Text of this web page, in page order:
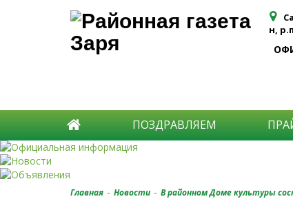
н,
ПОЗДРАВЛЯЕМ
Главная - Новости - В районном Доме культуры